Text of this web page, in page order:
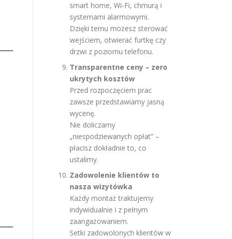
smart home, Wi-Fi, chmurą i
systemami alarmowymi.
Dzięki temu możesz sterować
wejściem, otwierać furtkę czy
drzwi z poziomu telefonu.
Transparentne ceny – zero
ukrytych kosztów
Przed rozpoczęciem prac
zawsze przedstawiamy jasną
wycenę.
Nie doliczamy
„niespodziewanych opłat” –
płacisz dokładnie to, co
ustalimy.
Zadowolenie klientów to
nasza wizytówka
Każdy montaż traktujemy
indywidualnie i z pełnym
zaangażowaniem.
Setki zadowolonych klientów w